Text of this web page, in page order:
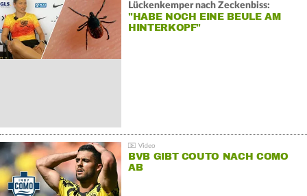
Lückenkemper nach Zeckenbiss:
"HABE NOCH EINE BEULE AM
HINTERKOPF"
BVB GIBT COUTO NACH COMO
AB